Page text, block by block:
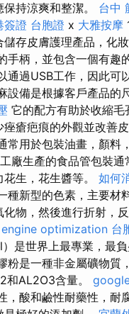
持涼爽和整潔。 台中
簽證 台胞證 x 大雅按摩
存皮膚護理產品，化妝
手柄，並包含一個有趣
通過USB工作，因此可
設備是根據客戶產品的
它的配方有助於收縮毛
瘡疤痕的外觀並改善
常用於包裝油畫，顏料
廠生產的食品管包裝通
生，花生醬等。 如何
種新型的色素，主要材
物，然後進行折射，反
optimization 台
是世界上最專業，最
粉是一種非金屬礦物質
和AL2O3含量。
，酸和鹼性耐藥性，耐